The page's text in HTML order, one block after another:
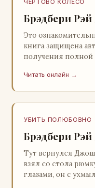
ЧЕРТОВО КОЛЕСО
Брэдбери Рэй
Это
книга защищена
получения полной
легального ко…
Читать онлайн →
УБИТЬ ПОЛЮБОВНО
Брэдбери Рэй
Тут вернулся
взял со стола
глазами, он с